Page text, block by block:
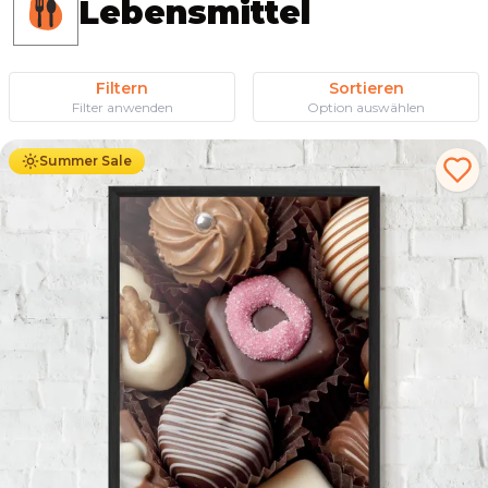
Lebensmittel
Filtern
Filter anwenden
Sortieren
Option auswählen
Summer Sale
49.90 € 29.90 €